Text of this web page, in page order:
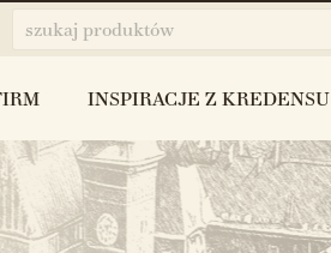
INSPIRACJE Z KREDENSU